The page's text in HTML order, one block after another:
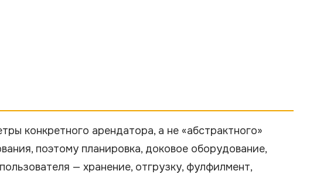
конкретного арендатора, а не «абстрактного»
поэтому планировка, доковое оборудование,
— хранение, отгрузку, фулфилмент,